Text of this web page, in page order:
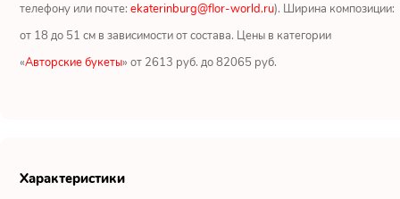
Ирисы
Показать еще
телефону или почте: ekaterinburg@flor-world.ru). Ширина композиции:
от 18 до 51 см в зависимости от состава. Цены в категории
«Авторские букеты» от 2613 руб. до 82065 руб.
Характеристики